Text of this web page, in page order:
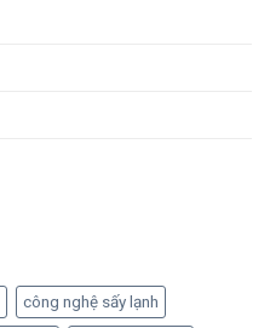
công nghệ sấy lạnh